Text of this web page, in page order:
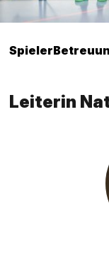
Spieler
Leiterin